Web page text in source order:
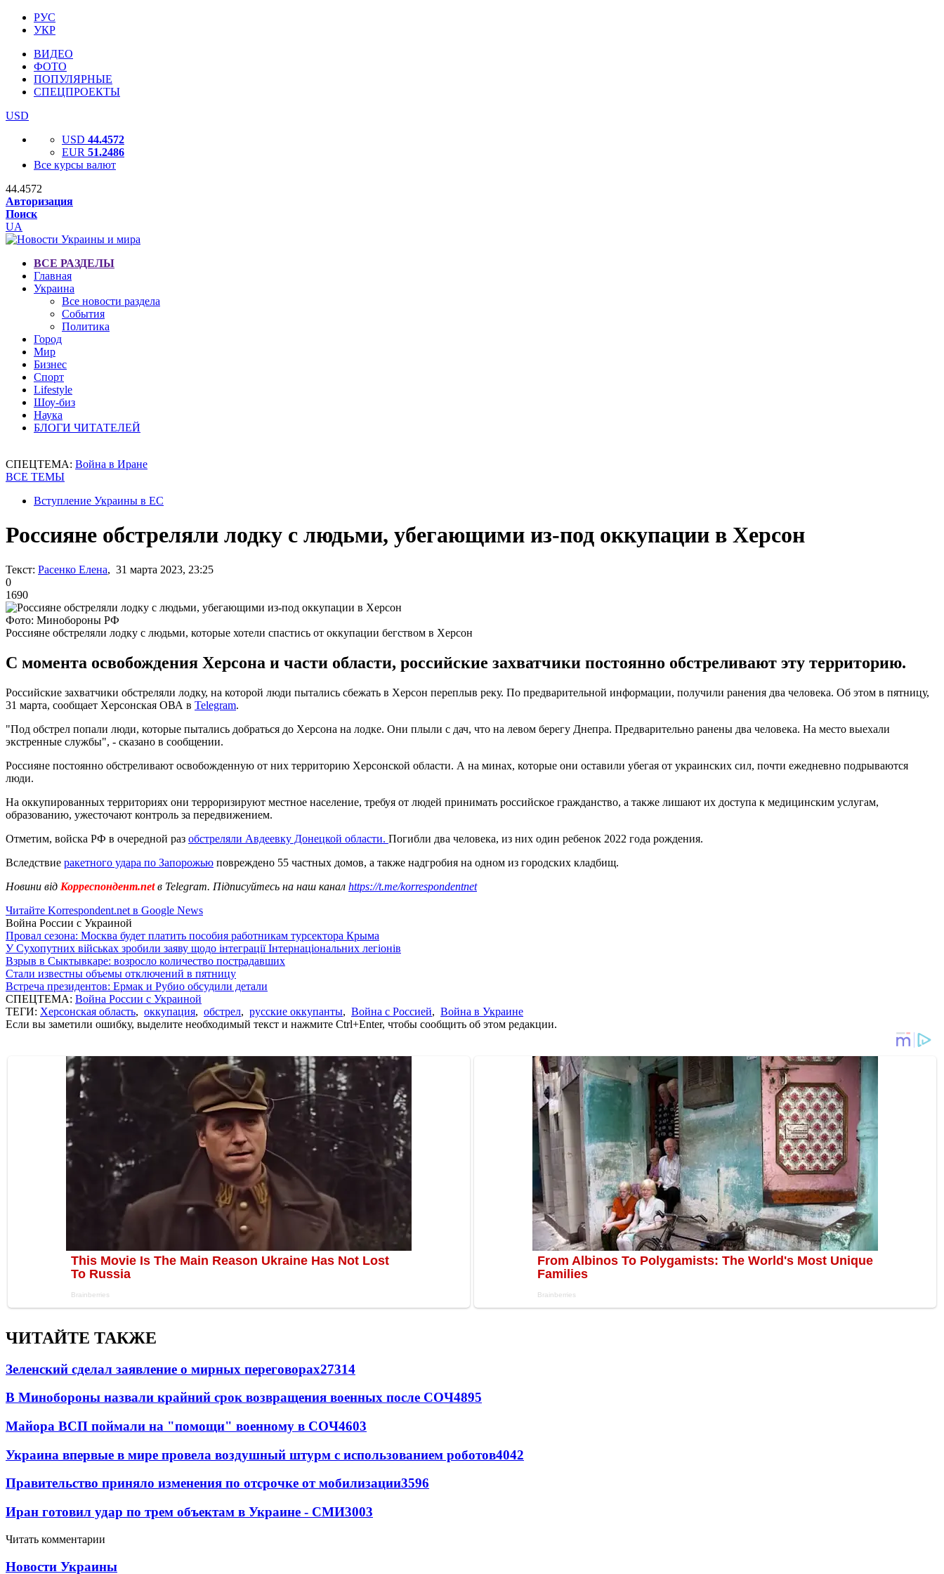
РУС
УКР
ВИДЕО
ФОТО
ПОПУЛЯРНЫЕ
СПЕЦПРОЕКТЫ
USD
USD 44.4572
EUR 51.2486
Все курсы валют
44.4572
Авторизация
Поиск
UA
ВСЕ РАЗДЕЛЫ
Главная
Украина
Все новости раздела
События
Политика
Город
Мир
Бизнес
Спорт
Lifestyle
Шоу-биз
Наука
БЛОГИ ЧИТАТЕЛЕЙ
СПЕЦТЕМА: Война в Иране
ВСЕ ТЕМЫ
Вступление Украины в ЕС
Россияне обстреляли лодку с людьми, убегающими из-под оккупации в Херсон
Текст: Расенко Елена, 31 марта 2023, 23:25
0
1690
Фото: Минобороны РФ
Россияне обстреляли лодку с людьми, которые хотели спастись от оккупации бегством в Херсон
С момента освобождения Херсона и части области, российские захватчики постоянно обстреливают эту территорию.
Российские захватчики обстреляли лодку, на которой люди пытались сбежать в Херсон переплыв реку. По предварительной информации, получили ранения два человека. Об этом в пятницу,
31 марта, сообщает Херсонская ОВА в Telegram.
"Под обстрел попали люди, которые пытались добраться до Херсона на лодке. Они плыли с дач, что на левом берегу Днепра. Предварительно ранены два человека. На место выехали
экстренные службы", - сказано в сообщении.
Россияне постоянно обстреливают освобожденную от них территорию Херсонской области. А на минах, которые они оставили убегая от украинских сил, почти ежедневно подрываются
люди.
На оккупированных территориях они терроризируют местное население, требуя от людей принимать российское гражданство, а также лишают их доступа к медицинским услугам,
образованию, ужесточают контроль за передвижением.
Отметим, войска РФ в очередной раз обстреляли Авдеевку Донецкой области. Погибли два человека, из них один ребенок 2022 года рождения.
Вследствие ракетного удара по Запорожью повреждено 55 частных домов, а также надгробия на одном из городских кладбищ.
Новини від Корреспондент.netв Telegram. Підписуйтесь на наш канал https://t.me/korrespondentnet
Читайте Korrespondent.net в Google News
Война России с Украиной
Провал сезона: Москва будет платить пособия работникам турсектора Крыма
У Сухопутних військах зробили заяву щодо інтеграції Інтернаціональних легіонів
Взрыв в Сыктывкаре: возросло количество пострадавших
Стали известны объемы отключений в пятницу
Встреча президентов: Ермак и Рубио обсудили детали
СПЕЦТЕМА: Война России с Украиной
ТЕГИ: Херсонская область, оккупация, обстрел, русские оккупанты, Война с Россией, Война в Украине
Если вы заметили ошибку, выделите необходимый текст и нажмите Ctrl+Enter, чтобы сообщить об этом редакции.
ЧИТАЙТЕ ТАКЖЕ
Зеленский сделал заявление о мирных переговорах27314
В Минобороны назвали крайний срок возвращения военных после СОЧ4895
Майора ВСП поймали на "помощи" военному в СОЧ4603
Украина впервые в мире провела воздушный штурм с использованием роботов4042
Правительство приняло изменения по отсрочке от мобилизации3596
Иран готовил удар по трем объектам в Украине - СМИ3003
Читать комментарии
Новости Украины